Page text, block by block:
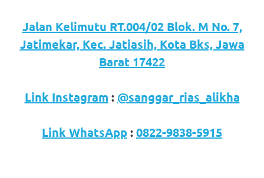
Jalan Kelimutu RT.004/02 Blok. M No. 7,
Jatimekar, Kec. Jatiasih, Kota Bks, Jawa
Barat 17422
Link Instagram : @sanggar_rias_alikha
Link WhatsApp:0822-9838-5915